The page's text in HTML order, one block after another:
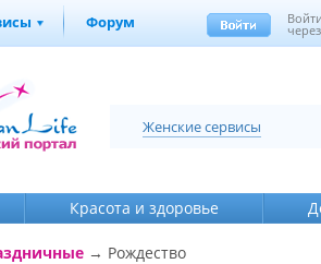
Форум
Женские сервисы
Красота и здоровье
→ Рождество